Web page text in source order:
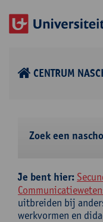
CENTRUM
Zoek een
Je bent hier:
uitbreiden bij
werkvormen en